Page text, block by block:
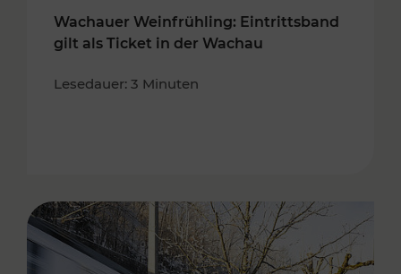
Wachauer Weinfrühling: Eintrittsband
gilt als Ticket in der Wachau
Lesedauer: 3 Minuten